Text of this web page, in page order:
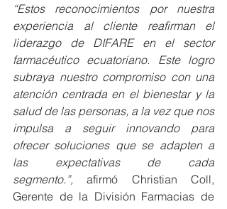
“Estos reconocimientos por nuestra
experiencia al cliente reafirman el
liderazgo de DIFARE en el sector
farmacéutico ecuatoriano. Este logro
subraya nuestro compromiso con una
atención centrada en el bienestar y la
salud de las personas, a la vez que nos
impulsa a seguir innovando para
ofrecer soluciones que se adapten a
las expectativas de cada
segmento.”, afirmó Christian Coll,
Gerente de la División Farmacias de